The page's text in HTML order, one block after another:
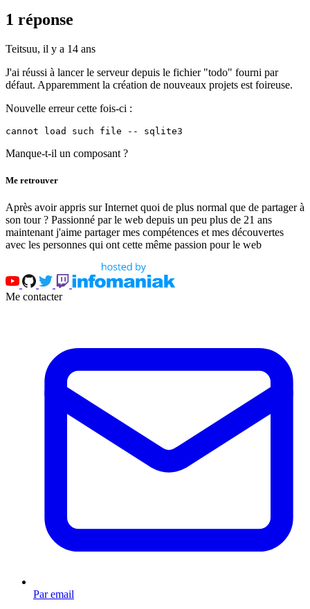
1 réponse
Teitsuu, il y a 14 ans
J'ai réussi à lancer le serveur depuis le fichier "todo" fourni par
défaut. Apparemment la création de nouveaux projets est foireuse.
Nouvelle erreur cette fois-ci :
cannot load such file -- sqlite3
Manque-t-il un composant ?
Me retrouver
Après avoir appris sur Internet quoi de plus normal que de partager à
son tour ? Passionné par le web depuis un peu plus de 21 ans
maintenant j'aime partager mes compétences et mes découvertes
avec les personnes qui ont cette même passion pour le web
Me contacter
Par email